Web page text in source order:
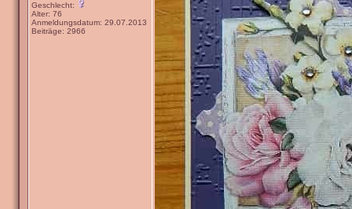
Geschlecht:
Alter: 76
Anmeldungsdatum: 29.07.2013
Beiträge: 2966